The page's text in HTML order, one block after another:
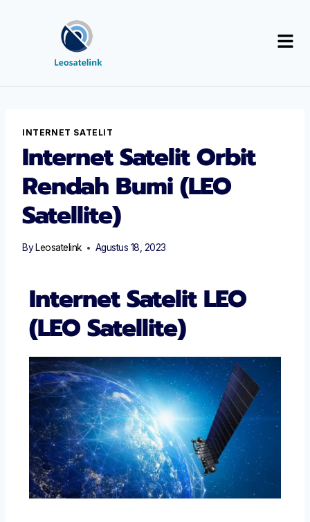
INTERNET SATELIT
Internet Satelit Orbit
Rendah Bumi (LEO
Satellite)
By Leosatelink Agustus 18, 2023
Internet Satelit LEO
(LEO Satellite)